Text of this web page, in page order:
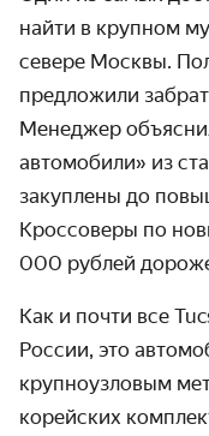
найти в крупном
севере Москвы.
предложили
Менеджер
автомобили» из
закуплены до
Кроссоверы по
000 рублей
Как и почти все
России, это
крупноузловым
корейских